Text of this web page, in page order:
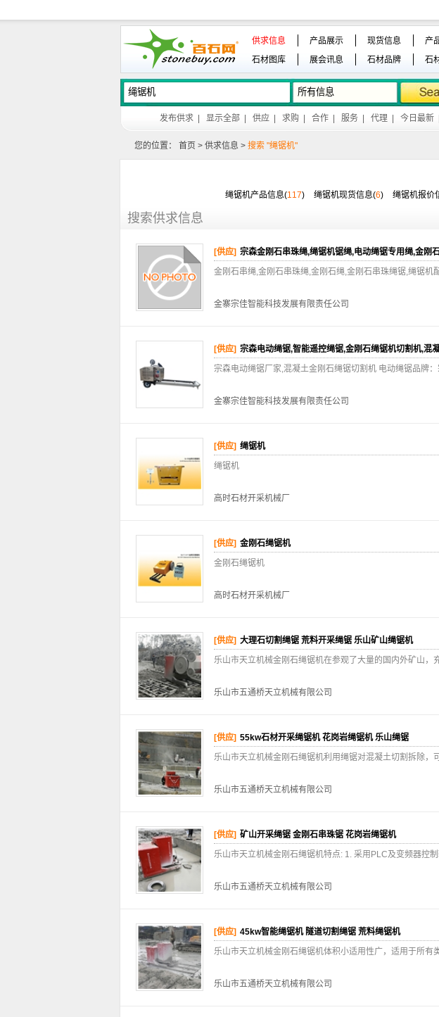
供求信息 产品展示 现货信息 产
石材图库
展会讯息 石材品牌 石
发布供求 显示全部 供应 求购 合作 服务 代理 今日最新
您的位置： 首页 > 供求信息 > 搜索 "绳锯机"
绳锯机产品信息(117) 绳锯机现货信息(6) 绳锯机报价
搜索供求信息
[供应] 宗森金刚石串珠绳,绳锯机锯绳,电动绳锯专用绳,金刚
金刚石串绳,金刚石串珠绳,金刚石绳,金刚石串珠绳锯,绳锯机
金寨宗佳智能科技发展有限责任公司
[供应] 宗森电动绳锯,智能遥控绳锯,金刚石绳锯机切割机,混
宗森电动绳锯厂家,混凝土金刚石绳锯切割机 电动绳锯品牌
金寨宗佳智能科技发展有限责任公司
[供应] 绳锯机
绳锯机
高时石材开采机械厂
[供应] 金刚石绳锯机
金刚石绳锯机
高时石材开采机械厂
[供应] 大理石切割绳锯 荒料开采绳锯 乐山矿山绳锯机
乐山市天立机械金刚石绳锯机在参观了大量的国内外矿山，
乐山市五通桥天立机械有限公司
[供应] 55kw石材开采绳锯机 花岗岩绳锯机 乐山绳锯
乐山市天立机械金刚石绳锯机利用绳锯对混凝土切割拆除，
乐山市五通桥天立机械有限公司
[供应] 矿山开采绳锯 金刚石串珠锯 花岗岩绳锯机
乐山市天立机械金刚石绳锯机特点: 1. 采用PLC及变频器控
乐山市五通桥天立机械有限公司
[供应] 45kw智能绳锯机 隧道切割绳锯 荒料绳锯机
乐山市天立机械金刚石绳锯机体积小适用性广，适用于所有
乐山市五通桥天立机械有限公司